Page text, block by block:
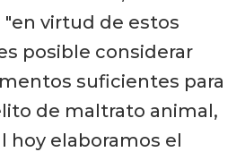
virtud de estos
posible considerar
suficientes para
de maltrato animal,
hoy elaboramos el